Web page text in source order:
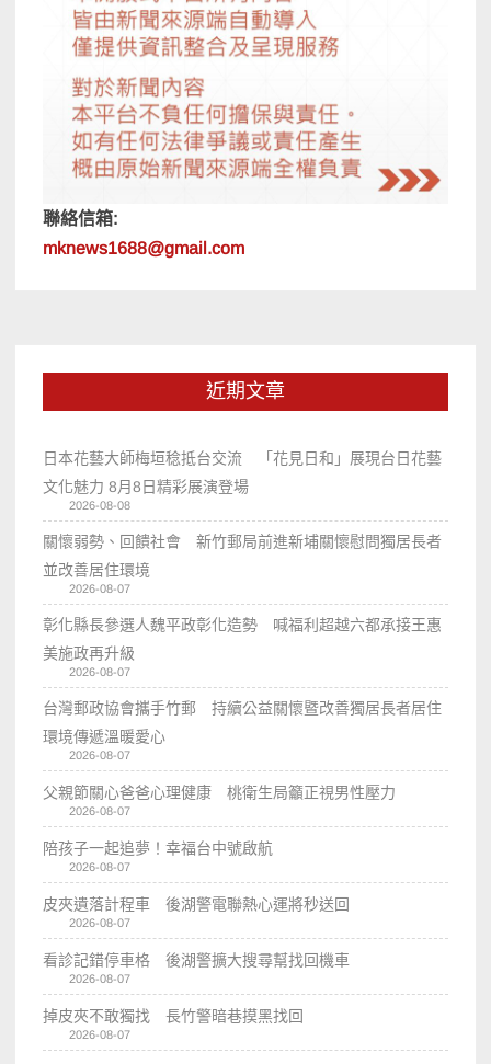
聯絡信箱:
mknews1688@gmail.com
近期文章
日本花藝大師梅垣稔抵台交流 「花見日和」展現台日花藝
文化魅力 8月8日精彩展演登場
2026-08-08
關懷弱勢、回饋社會 新竹郵局前進新埔關懷慰問獨居長者
並改善居住環境
2026-08-07
彰化縣長參選人魏平政彰化造勢 喊福利超越六都承接王惠
美施政再升級
2026-08-07
台灣郵政協會攜手竹郵 持續公益關懷暨改善獨居長者居住
環境傳遞溫暖愛心
2026-08-07
父親節關心爸爸心理健康 桃衛生局籲正視男性壓力
2026-08-07
陪孩子一起追夢！幸福台中號啟航
2026-08-07
皮夾遺落計程車 後湖警電聯熱心運將秒送回
2026-08-07
看診記錯停車格 後湖警擴大搜尋幫找回機車
2026-08-07
掉皮夾不敢獨找 長竹警暗巷摸黑找回
2026-08-07